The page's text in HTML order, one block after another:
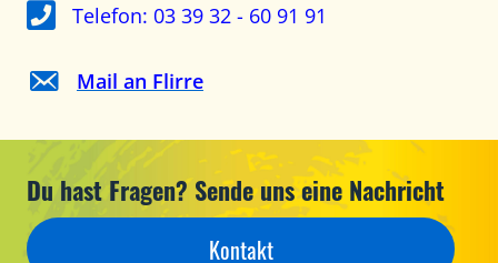
Telefon: 03 39 32 - 60 91 91
Mail an Flirre
Du hast Fragen? Sende uns eine Nachricht
Kontakt